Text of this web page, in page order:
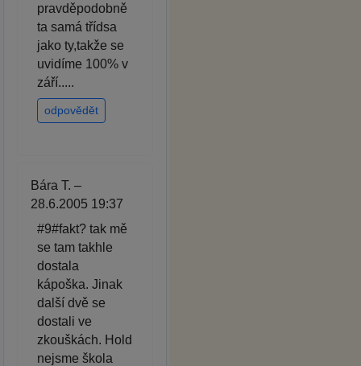
pravděpodobně
ta samá třídsa
jako ty,takže se
uvidíme 100% v
září.....
odpovědět
Bára T. –
28.6.2005 19:37
#9#fakt? tak mě
se tam takhle
dostala
kápoška. Jinak
další dvě se
dostali ve
zkouškách. Hold
nejsme škola